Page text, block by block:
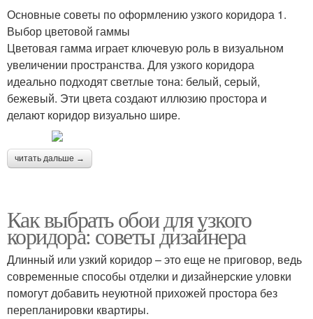
Основные советы по оформлению узкого коридора 1.
Выбор цветовой гаммы
Цветовая гамма играет ключевую роль в визуальном
увеличении пространства. Для узкого коридора
идеально подходят светлые тона: белый, серый,
бежевый. Эти цвета создают иллюзию простора и
делают коридор визуально шире.
читать дальше →
Как выбрать обои для узкого
коридора: советы дизайнера
Длинный или узкий коридор – это еще не приговор, ведь
современные способы отделки и дизайнерские уловки
помогут добавить неуютной прихожей простора без
перепланировки квартиры.